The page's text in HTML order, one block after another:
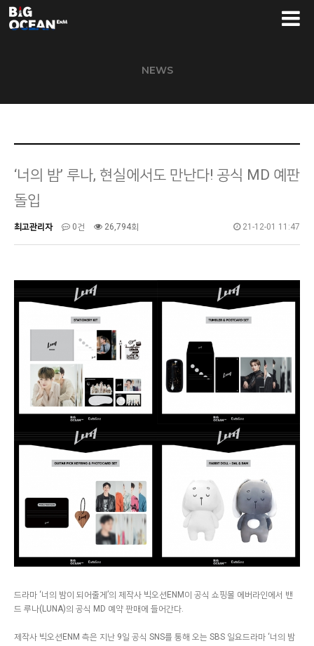
NEWS
‘너의 밤’ 루나, 현실에서도 만난다! 공식 MD 예판
돌입
최고관리자 0건 26,794회 21-12-01 11:47
드라마 ‘너의 밤이 되어줄게’의 제작사 빅오션ENM이 공식 쇼핑몰 에버라인에서 밴
드 루나(LUNA)의 공식 MD 예약 판매에 들어간다.
제작사 빅오션ENM 측은 지난 9일 공식 SNS를 통해 오는 SBS 일요드라마 ‘너의 밤